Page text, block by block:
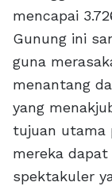
mencapai
Gunung ini
guna
menantang
yang
tujuan utama
mereka dapat
spektakuler